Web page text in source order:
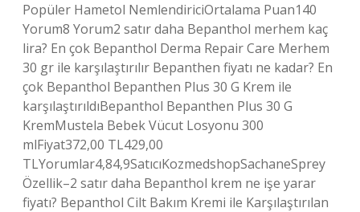
Popüler Hametol NemlendiriciOrtalama Puan140
Yorum8 Yorum2 satır daha Bepanthol merhem kaç
lira? En çok Bepanthol Derma Repair Care Merhem
30 gr ile karşılaştırılır Bepanthen fiyatı ne kadar? En
çok Bepanthol Bepanthen Plus 30 G Krem ile
karşılaştırıldıBepanthol Bepanthen Plus 30 G
KremMustela Bebek Vücut Losyonu 300
mlFiyat372,00 TL429,00
TLYorumlar4,84,9SatıcıKozmedshopSachaneSprey
Özellik–2 satır daha Bepanthol krem ne işe yarar
fiyatı? Bepanthol Cilt Bakım Kremi ile Karşılaştırılan